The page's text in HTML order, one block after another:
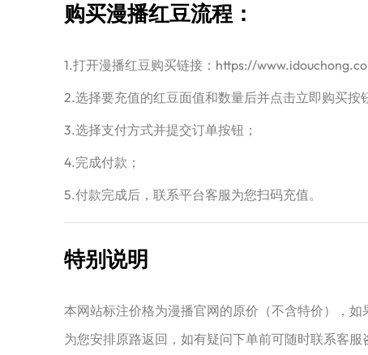
购买漫播红豆流程：
1.打开漫播红豆购买链接：https://
2.选择要充值的红豆面值和数量后并点击立即购买按
3.选择支付方式并提交订单按钮；
4.完成付款；
5.付款完成后，联系平台客服为您扫码充值。
特别说明
本网站标注价格为漫播官网的原价（不含特价），
为您安排原路返回，如有疑问下单前可随时联系客服